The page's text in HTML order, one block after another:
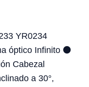
YR0234
óptico Infinito ⚫
Cabezal
a 30°,